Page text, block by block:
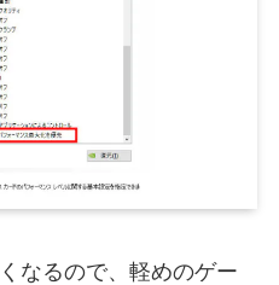
なるので、軽めのゲー